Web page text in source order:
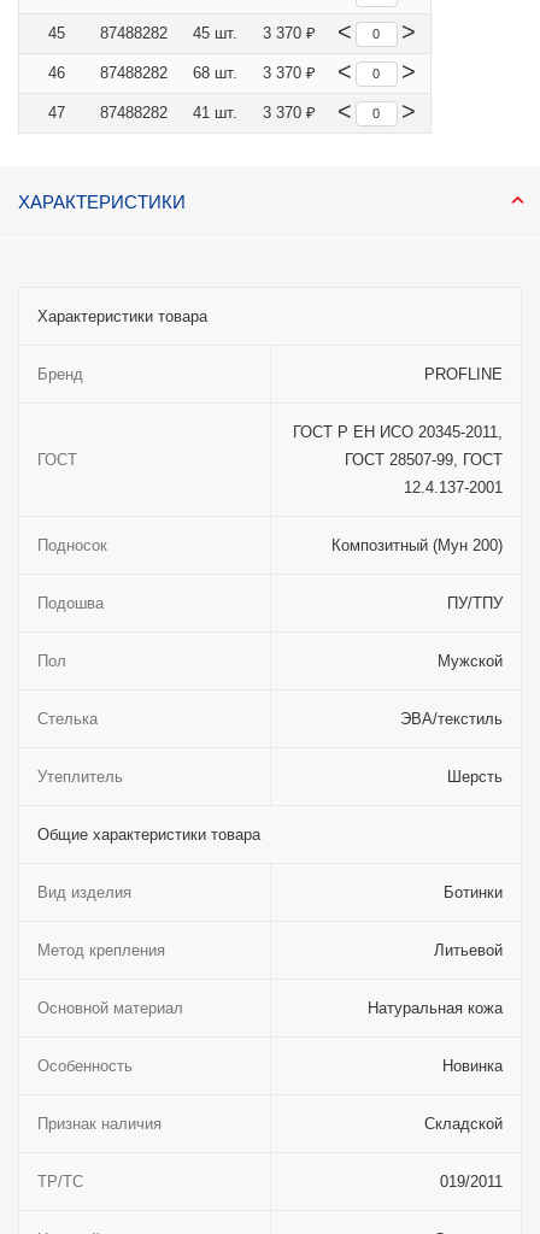
45 87488282 45 шт. 3 370 ₽ < >
46 87488282 68 шт. 3 370 ₽ < >
47 87488282 41 шт. 3 370 ₽ < >
ХАРАКТЕРИСТИКИ
Характеристики товара
Бренд PROFLINE
ГОСТ
ГОСТ Р ЕН ИСО 20345-2011,
ГОСТ 28507-99, ГОСТ
12.4.137-2001
Подносок Композитный (Мун 200)
Подошва ПУ/ТПУ
Пол Мужской
Стелька ЭВА/текстиль
Утеплитель Шерсть
Общие характеристики товара
Вид изделия Ботинки
Метод крепления Литьевой
Оcновной материал Натуральная кожа
Особенность Новинка
Признак наличия Складской
ТР/ТС 019/2011